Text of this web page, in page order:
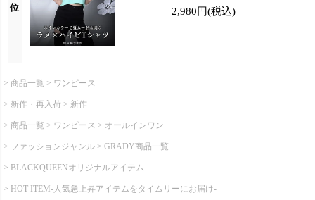
位
2,980円(税込)
商品一覧 ワンピース
新作・再入荷 新作
商品一覧 ワンピース オールインワン
ファッションジャンル GRADY商品一覧
BLACKQUEENオリジナルアイテム
HOT ITEM-人気急上昇アイテムをタイムリーにお届け-